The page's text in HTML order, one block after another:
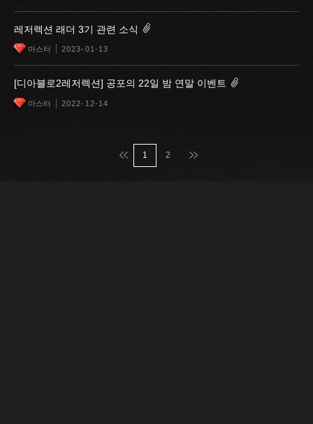
레저렉션 래더 3기 관련 소식
마스터 2023-01-13
[디아블로2레저렉션] 공포의 22일 밤 연말 이벤트
마스터 2022-12-14
맨처음
1 2